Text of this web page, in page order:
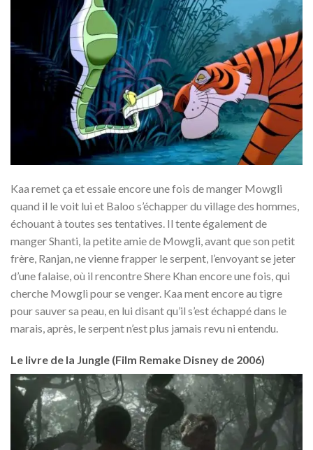
Kaa remet ça et essaie encore une fois de manger Mowgli
quand il le voit lui et Baloo s’échapper du village des hommes,
échouant à toutes ses tentatives. Il tente également de
manger Shanti, la petite amie de Mowgli, avant que son petit
frère, Ranjan, ne vienne frapper le serpent, l’envoyant se jeter
d’une falaise, où il rencontre Shere Khan encore une fois, qui
cherche Mowgli pour se venger. Kaa ment encore au tigre
pour sauver sa peau, en lui disant qu’il s’est échappé dans le
marais, après, le serpent n’est plus jamais revu ni entendu.
Le livre de la Jungle (Film Remake Disney de 2006)